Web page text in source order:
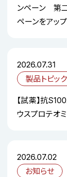
ンペーン 第
ペーンをアップ
2026.07.31
製品トピッ
【試薬】抗
ウスプロテオミ
2026.07.02
お知らせ